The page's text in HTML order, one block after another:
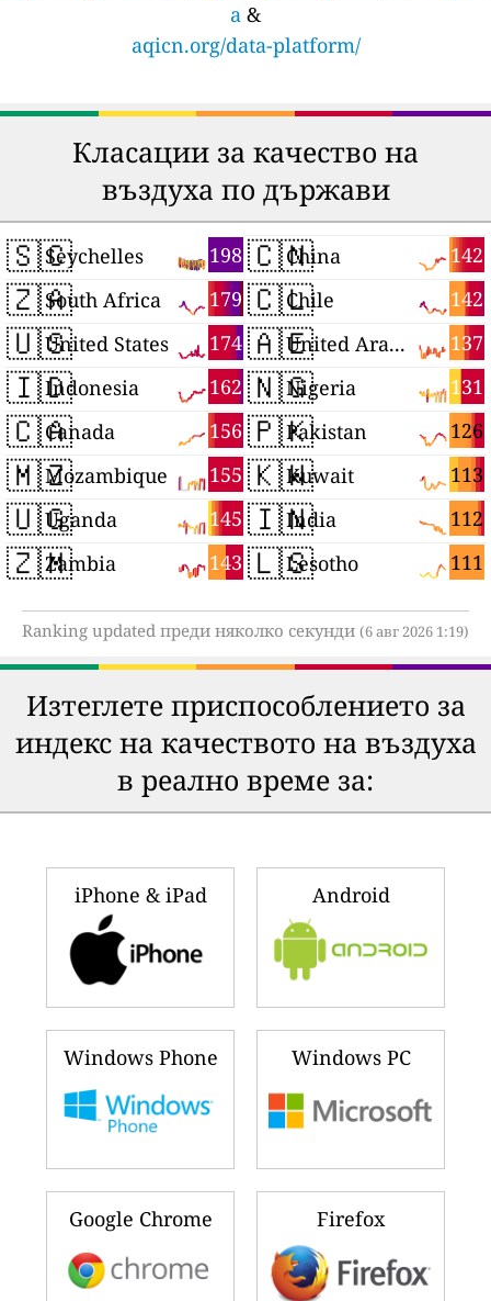
a &
aqicn.org/data-platform/
Класации за качество на
въздуха по държави
🇸🇨 198
Seychelles
🇿🇦 179
South Africa
🇺🇸 174
United States
🇮🇩 162
Indonesia
🇨🇦 156
Canada
🇲🇿 155
Mozambique
🇺🇬 145
Uganda
🇿🇲 143
Zambia
🇨🇳 142
China
🇨🇱 142
Chile
🇦🇪 137
United Arab Emirates
🇳🇬 131
Nigeria
🇵🇰 126
Pakistan
🇰🇼 113
Kuwait
🇮🇳 112
India
🇱🇸 111
Lesotho
Ranking updated преди няколко секунди (6 авг 2026 1:19)
Изтеглете приспособлението за
индекс на качеството на въздуха
в реално време за:
iPhone & iPad Android
Windows Phone Windows PC
Google Chrome Firefox